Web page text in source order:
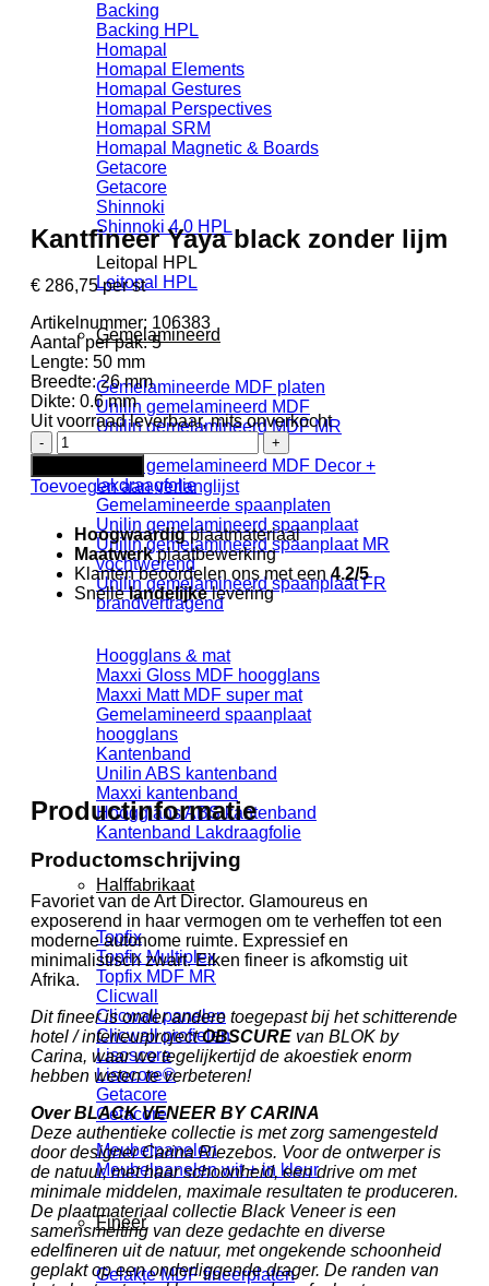
Backing
Backing HPL
Homapal
Homapal Elements
Homapal Gestures
Homapal Perspectives
Homapal SRM
Homapal Magnetic & Boards
Getacore
Getacore
Shinnoki
Shinnoki 4.0 HPL
Leitopal HPL
Leitopal HPL
Gemelamineerd
Gemelamineerde MDF platen
Unilin gemelamineerd MDF
Unilin gemelamineerd MDF MR
Unilin gemelamineerd MDF Decor +
lakdraagfolie
Gemelamineerde spaanplaten
Unilin gemelamineerd spaanplaat
Unilin gemelamineerd spaanplaat MR
vochtwerend
Unilin gemelamineerd spaanplaat FR
brandvertragend
Hoogglans & mat
Maxxi Gloss MDF hoogglans
Maxxi Matt MDF super mat
Gemelamineerd spaanplaat
hoogglans
Kantenband
Unilin ABS kantenband
Maxxi kantenband
Hoogglans ABS kantenband
Kantenband Lakdraagfolie
Halffabrikaat
Topfix
Topfix Multiplex
Topfix MDF MR
Clicwall
Clicwall panelen
Clicwall profielen
Lisoscore
Lisocore®
Getacore
Getacore
Meubelpanelen
Meubelpanelen wit + in kleur
Fineer
Gelakte MDF fineerplaten
Kantfineer Yaya black zonder lijm
€ 286,75per st
Artikelnummer: 106383
Aantal per pak: 5
Lengte: 50 mm
Breedte: 26 mm
Dikte: 0.6 mm
Uit voorraad leverbaar, mits onverkocht
Kantfineer
Yaya
black
zonder
aantal
Toevoegen aan verlanglijst
Hoogwaardigplaatmateriaal
Maatwerkplaatbewerking
Klanten beoordelen ons met een 4.2/5
Snellelandelijkelevering
Productinformatie
Productomschrijving
Favoriet van de Art Director. Glamoureus en
exposerend in haar vermogen om te verheffen tot een
moderne autonome ruimte. Expressief en
minimalistisch zwart. Eiken fineer is afkomstig uit
Afrika.
Dit fineer is onder andere toegepast bij het schitterende
hotel / interieurprojectOBSCURE van BLOK by
Carina, waar we tegelijkertijd de akoestiek enorm
hebben weten te verbeteren!
Over BLACK VENEER BY CARINA
Deze authentieke collectie is met zorg samengesteld
door designer Carina Riezebos. Voor de ontwerper is
de natuur, met haar schoonheid, een drive om met
minimale middelen, maximale resultaten te produceren.
De plaatmateriaal collectie Black Veneer is een
samensmelting van deze gedachte en diverse
edelfineren uit de natuur, met ongekende schoonheid
geplakt op een onderliggende drager. De randen van